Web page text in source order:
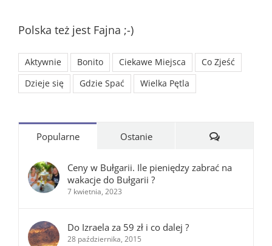
Polska też jest Fajna ;-)
Aktywnie Bonito Ciekawe Miejsca
Co Zjeść
Dzieje się
Gdzie Spać Wielka Pętla
Popularne Ostanie Komentarze
Ceny w Bułgarii. Ile pieniędzy zabrać na
wakacje do Bułgarii ?
7 kwietnia, 2023
Do Izraela za 59 zł i co dalej ?
28 października, 2015